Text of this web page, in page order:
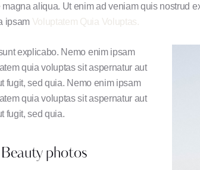
magna aliqua. Ut enim ad veniam quis nostrud
ipsam Voluptatem Quia Voluptas.
explicabo. Nemo enim ipsam
quia voluptas sit aspernatur aut
fugit, sed quia. Nemo enim ipsam
quia voluptas sit aspernatur aut
fugit, sed quia.
photos